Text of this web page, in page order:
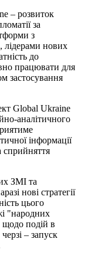
– розвиток
за
з
лідерами нових
до
працювати для
застосування
Global Ukraine
аналітичного
інформації
ЗМІ та
нові стратегії
цього
"народних
щодо подій в
– запуск